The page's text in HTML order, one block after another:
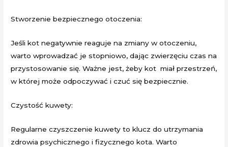
Stworzenie bezpiecznego otoczenia:
Jeśli kot negatywnie reaguje na zmiany w otoczeniu,
warto wprowadzać je stopniowo, dając zwierzęciu czas na
przystosowanie się. Ważne jest, żeby kot miał przestrzeń,
w której może odpoczywać i czuć się bezpiecznie.
Czystość kuwety:
Regularne czyszczenie kuwety to klucz do utrzymania
zdrowia psychicznego i fizycznego kota. Warto